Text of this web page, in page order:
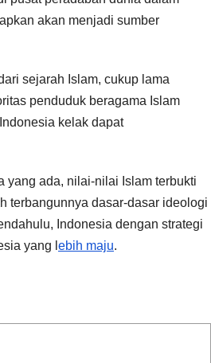
akan menjadi sumber
sejarah Islam, cukup lama
penduduk beragama Islam
kelak dapat
yang ada, nilai-nilai Islam terbukti
terbangunnya dasar-dasar ideologi
Indonesia dengan strategi
yang l ebih maju.